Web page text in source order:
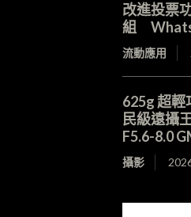
改進投票
組
流動應用
625g 超
民級遠攝
F5.6-8.0
攝影